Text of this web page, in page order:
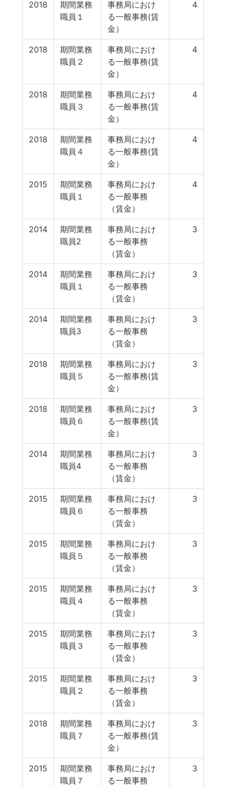
2018
期間業務
職員１
事務局におけ
る一般事務(賃
金）
4
2018
期間業務
職員２
事務局におけ
る一般事務(賃
金）
4
2018
期間業務
職員３
事務局におけ
る一般事務(賃
金）
4
2018
期間業務
職員４
事務局におけ
る一般事務(賃
金）
4
2015
期間業務
職員１
事務局におけ
る一般事務
（賃金）
4
2014
期間業務
職員2
事務局におけ
る一般事務
（賃金）
3
2014
期間業務
職員１
事務局におけ
る一般事務
（賃金）
3
2014
期間業務
職員3
事務局におけ
る一般事務
（賃金）
3
2018
期間業務
職員５
事務局におけ
る一般事務(賃
金）
3
2018
期間業務
職員６
事務局におけ
る一般事務(賃
金）
3
2014
期間業務
職員4
事務局におけ
る一般事務
（賃金）
3
2015
期間業務
職員６
事務局におけ
る一般事務
（賃金）
3
2015
期間業務
職員５
事務局におけ
る一般事務
（賃金）
3
2015
期間業務
職員４
事務局におけ
る一般事務
（賃金）
3
2015
期間業務
職員３
事務局におけ
る一般事務
（賃金）
3
2015
期間業務
職員２
事務局におけ
る一般事務
（賃金）
3
2018
期間業務
職員７
事務局におけ
る一般事務(賃
金）
3
2015
期間業務
職員７
事務局におけ
る一般事務
3